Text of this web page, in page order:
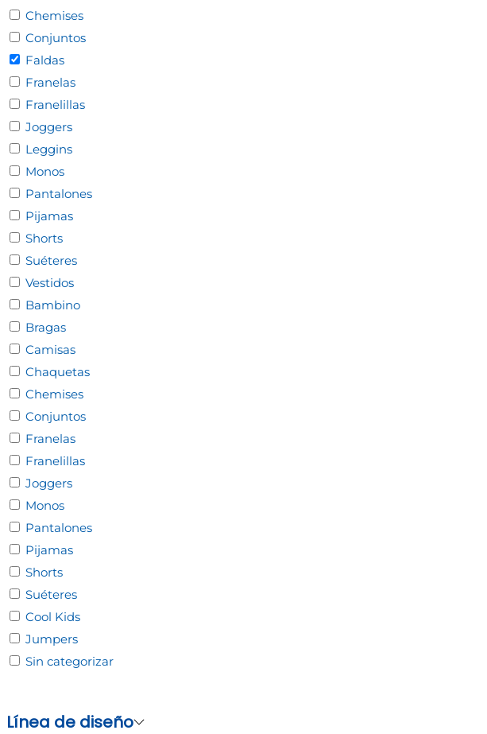
Chemises
Conjuntos
Faldas
Franelas
Franelillas
Joggers
Leggins
Monos
Pantalones
Pijamas
Shorts
Suéteres
Vestidos
Bambino
Bragas
Camisas
Chaquetas
Chemises
Conjuntos
Franelas
Franelillas
Joggers
Monos
Pantalones
Pijamas
Shorts
Suéteres
Cool Kids
Jumpers
Sin categorizar
Línea de diseño